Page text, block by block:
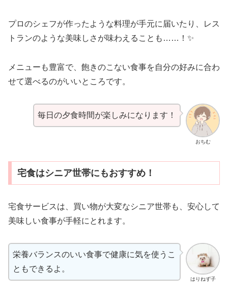
プロのシェフが作ったような料理が手元に届いたり、レス
トランのような美味しさが味わえることも……！✨
メニューも豊富で、飽きのこない食事を自分の好みに合わ
せて選べるのがいいところです。
おちむ
毎日の夕食時間が楽しみになります！
宅食はシニア世帯にもおすすめ！
宅食サービスは、買い物が大変なシニア世帯も、安心して
美味しい食事が手軽にとれます。
はりねず子
栄養バランスのいい食事で健康に気を使うこ
ともできるよ。